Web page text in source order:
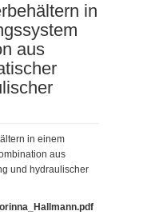
in
aus
in einem
aus
und hydraulischer